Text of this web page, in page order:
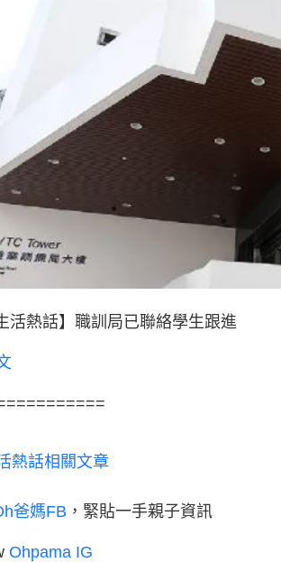
活熱話】職訓局已聯絡學生跟進
熱話相關文章
爸媽FB ，緊貼一手親子資訊
Ohpama IG